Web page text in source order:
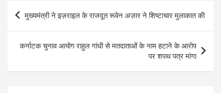
Post
navigation
मुख्यमंत्री ने इज़राइल के राजदूत रूवेन अज़ार ने शिष्टाचार मुलाकात की
कर्नाटक चुनाव आयोग राहुल गांधी से मतदाताओं के नाम हटाने के आरोप
पर शपथ पत्र मांगा